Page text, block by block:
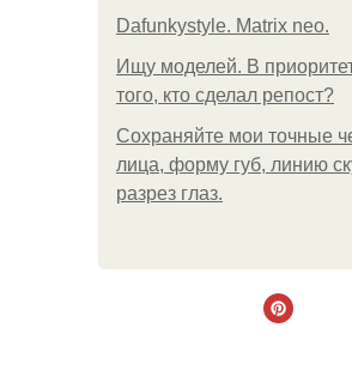
Dafunkystyle. Matrix neo.
Ищу моделей. В
того, кто сделал репост?
Сохраняйте мои точные
лица, форму губ, линию
разрез глаз.